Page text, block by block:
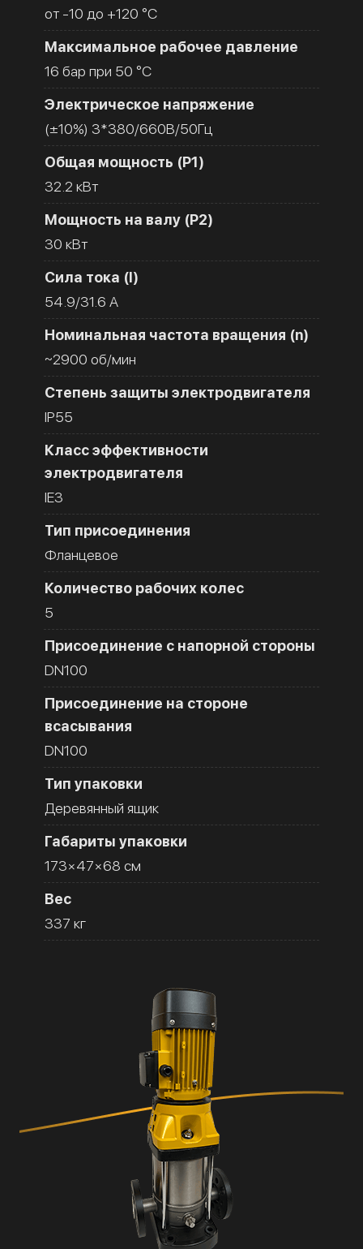
от -10 до +120 °C
Максимальное рабочее давление
16 бар при 50 °C
Электрическое напряжение
(±10%) 3*380/660В/50Гц
Общая мощность (Р1)
32.2 кВт
Мощность на валу (Р2)
30 кВт
Сила тока (I)
54.9/31.6 A
Номинальная частота вращения (n)
~2900 об/мин
Степень защиты электродвигателя
IP55
Класс эффективности
электродвигателя
IE3
Тип присоединения
Фланцевое
Количество рабочих колес
5
Присоединение с напорной стороны
DN100
Присоединение на стороне
всасывания
DN100
Тип упаковки
Деревянный ящик
Габариты упаковки
173×47×68 см
Вес
337 кг